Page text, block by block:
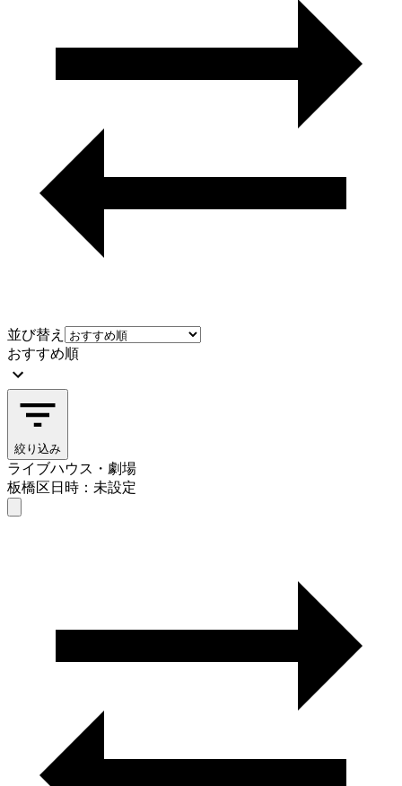
並び替え
おすすめ順
絞り込み
ライブハウス・劇場
板橋区日時：未設定